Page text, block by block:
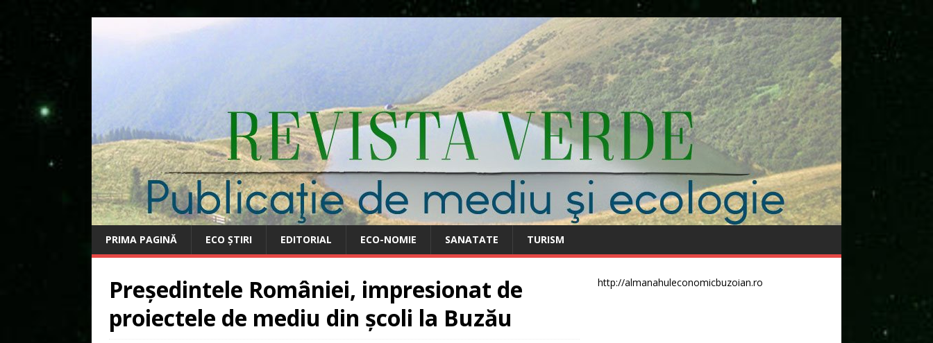
PRIMA PAGINĂ ECO ȘTIRI EDITORIAL ECO-NOMIE SANATATE TURISM
Președintele României, impresionat de
proiectele de mediu din școli la Buzău
http://almanahuleconomicbuzoian.ro